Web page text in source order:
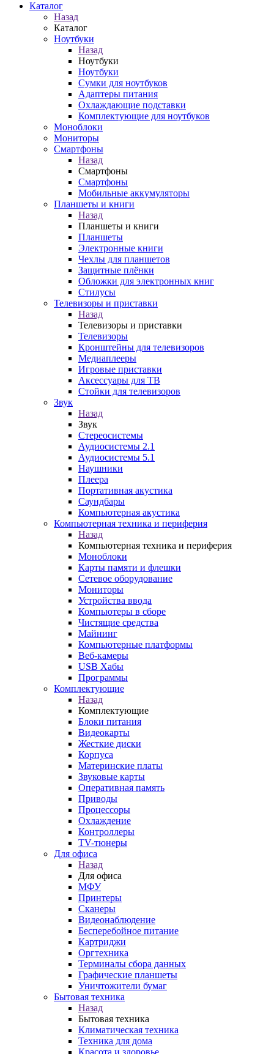
Каталог
Назад
Каталог
Ноутбуки
Назад
Ноутбуки
Ноутбуки
Сумки для ноутбуков
Адаптеры питания
Охлаждающие подставки
Комплектующие для ноутбуков
Моноблоки
Мониторы
Смартфоны
Назад
Смартфоны
Смартфоны
Мобильные аккумуляторы
Планшеты и книги
Назад
Планшеты и книги
Планшеты
Электронные книги
Чехлы для планшетов
Защитные плёнки
Обложки для электронных книг
Стилусы
Телевизоры и приставки
Назад
Телевизоры и приставки
Телевизоры
Кронштейны для телевизоров
Медиаплееры
Игровые приставки
Аксессуары для ТВ
Стойки для телевизоров
Звук
Назад
Звук
Стереосистемы
Аудиосистемы 2.1
Аудиосистемы 5.1
Наушники
Плеера
Портативная акустика
Саундбары
Компьютерная акустика
Компьютерная техника и периферия
Назад
Компьютерная техника и периферия
Моноблоки
Карты памяти и флешки
Сетевое оборудование
Мониторы
Устройства ввода
Компьютеры в сборе
Чистящие средства
Майнинг
Компьютерные платформы
Веб-камеры
USB Хабы
Программы
Комплектующие
Назад
Комплектующие
Блоки питания
Видеокарты
Жесткие диски
Корпуса
Материнские платы
Звуковые карты
Оперативная память
Приводы
Процессоры
Охлаждение
Контроллеры
TV-тюнеры
Для офиса
Назад
Для офиса
МФУ
Принтеры
Сканеры
Видеонаблюдение
Бесперебойное питание
Картриджи
Оргтехника
Терминалы сбора данных
Графические планшеты
Уничтожители бумаг
Бытовая техника
Назад
Бытовая техника
Климатическая техника
Техника для дома
Красота и здоровье